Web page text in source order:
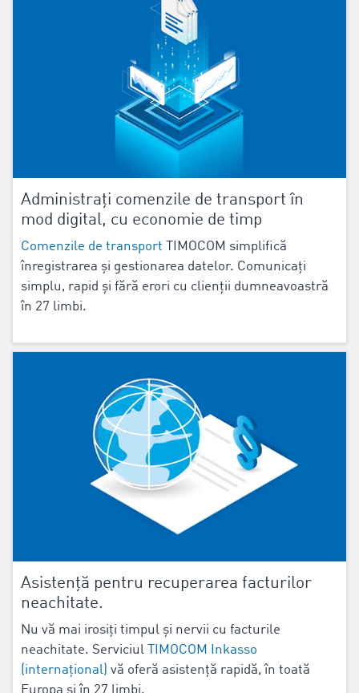
Administrați comenzile de transport în
mod digital, cu economie de timp
Comenzile de transport TIMOCOM simplifică
înregistrarea și gestionarea datelor. Comunicați
simplu, rapid și fără erori cu clienții dumneavoastră
în 27 limbi.
Asistență pentru recuperarea facturilor
neachitate.
Nu vă mai irosiți timpul și nervii cu facturile
neachitate. Serviciul TIMOCOM Inkasso
(internațional) vă oferă asistență rapidă, în toată